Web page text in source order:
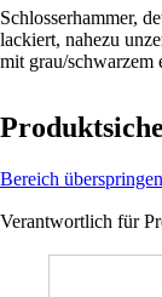
Schlosserhammer,
lackiert, nahezu
mit grau/
Bereich überspringen
Verantwortlich für